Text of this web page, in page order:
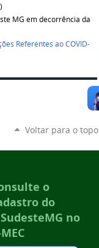
MG em decorrência da
Referentes ao COVID-
Voltar para o topo
o
do
no